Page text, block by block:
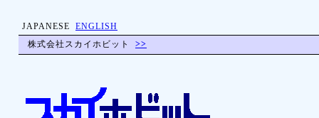
JAPANESE
ENGLISH
株式会社スカイホビット
>>